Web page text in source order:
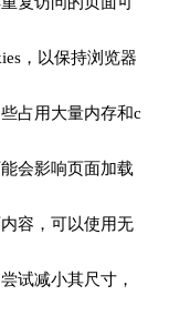
，以保持浏览器
占用大量内存和c
会影响页面加载
容，可以使用无
试减小其尺寸，